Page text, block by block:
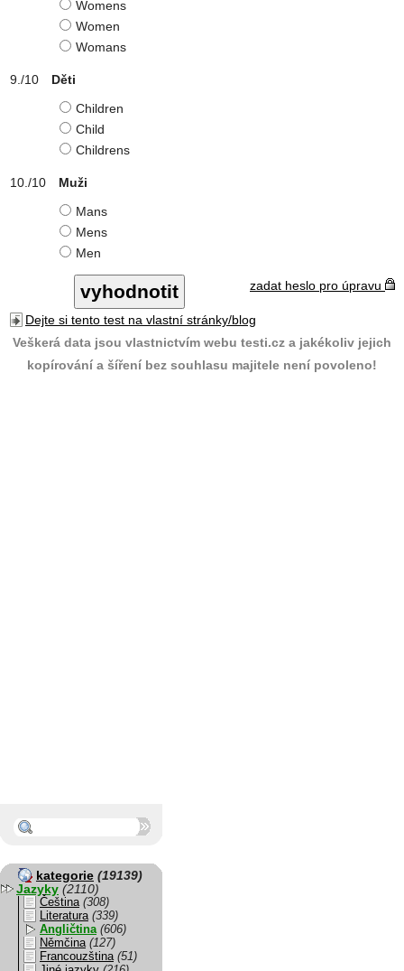
Womens
Women
Womans
Děti
Children
Child
Childrens
Muži
Mans
Mens
Men
zadat heslo pro úpravu
Dejte si tento test na vlastní stránky/blog
Veškerá data jsou vlastnictvím webu testi.cz a jakékoliv jejich
kopírování a šíření bez souhlasu majitele není povoleno!
kategorie (19139)
Jazyky (2110)
Čeština (308)
Literatura (339)
Angličtina (606)
Němčina (127)
Francouzština (51)